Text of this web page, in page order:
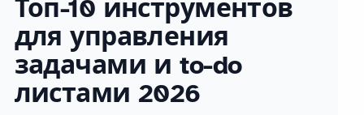
Топ-10 инструментов
для управления
задачами и to-do
листами 2026